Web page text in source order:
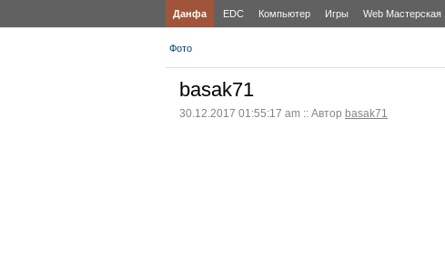
Данфа EDC Компьютер Игры Web Мастерская
Фото
basak71
30.12.2017 01:55:17 am :: Автор basak71